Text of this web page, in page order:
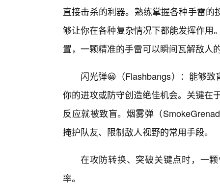
直接击杀的利器。熟练掌握各种手雷
够让你在各种复杂情况下都能发挥作用
置，一颗精准的手雷可以瞬间瓦解敌人
闪光弹😀（Flashbangs）：能够
你的进攻或防守创造绝佳机会。关键在
反应就被致盲。烟雾弹（
掩护队友、限制敌人视野的常用手段。
在攻防转换、突破关键点时，一
率。